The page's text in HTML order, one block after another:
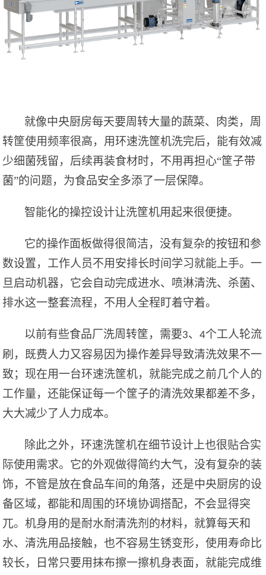
就像中央厨房每天要周转大量的蔬菜、肉类，周
转筐使用频率很高，用环速洗筐机洗完后，能有效减
少细菌残留，后续再装食材时，不用再担心“筐子带
菌”的问题，为食品安全多添了一层保障。
智能化的操控设计让洗筐机用起来很便捷。
它的操作面板做得很简洁，没有复杂的按钮和参
数设置，工作人员不用安排长时间 学习就能上手。一
旦启动机器，它会自动完成进水、喷淋清洗、杀菌、
排水这一整套流程，不用人全程盯着守着。
以前有些食品厂洗周转筐，需要3、4个工人轮流
刷，既费人力又容易因为操作差异导致清洗效果不一
致；现在用一台环速洗筐机，就能完成之前几个人的
工作量，还能保证每一个筐子的清洗效果都差不多，
大大减少了人力成本。
除此之外，环速洗筐机在细节设计上也很贴合实
际使用需求。它的外观做得简约大气，没有复杂的装
饰，不管是放在食品车间的角落，还是中央厨房的设
备区域，都能和周围的环境协调搭配，不会显得突
兀。机身用的是耐水耐清洗剂的材料，就算每天和
水、清洗用品接触，也不容易生锈变形，使用寿命比
较长，日常只要用抹布擦一擦机身表面，就能完成维